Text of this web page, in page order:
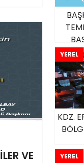
VE
YEREL
KDZ.
YEREL